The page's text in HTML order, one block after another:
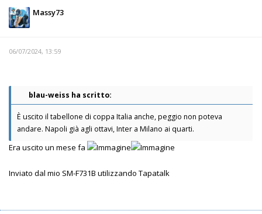
Massy73
06/07/2024, 13:59
blau-weiss ha scritto:
È uscito il tabellone di coppa Italia anche, peggio non poteva
andare. Napoli già agli ottavi, Inter a Milano ai quarti.
Era uscito un mese fa
Inviato dal mio SM-F731B utilizzando Tapatalk